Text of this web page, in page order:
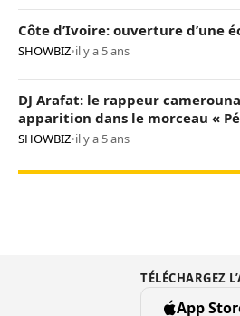
Côte d’Ivoire: ouverture d’une
SHOWBIZ•il y a 5 ans
DJ Arafat: le rappeur
apparition dans le morceau «
(vidéo)
SHOWBIZ•il y a 5 ans
TÉLÉCHARGEZ
App